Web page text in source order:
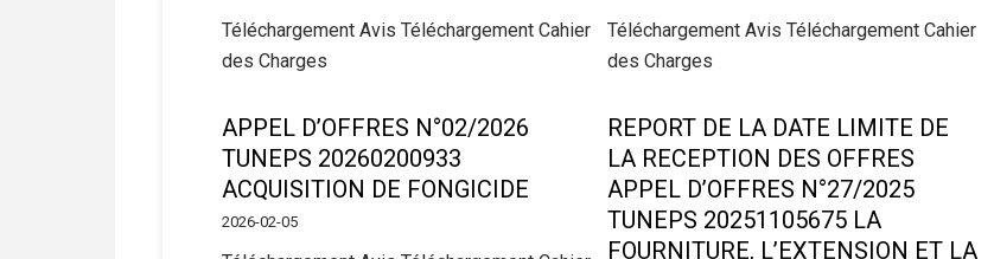
Téléchargement Avis Téléchargement Cahier
des Charges
Téléchargement Avis Téléchargement Cahier
des Charges
APPEL D’OFFRES N°02/2026
TUNEPS 20260200933
ACQUISITION DE FONGICIDE
2026-02-05
REPORT DE LA DATE LIMITE DE
LA RECEPTION DES OFFRES
APPEL D’OFFRES N°27/2025
TUNEPS 20251105675 LA
FOURNITURE, L’EXTENSION ET LA